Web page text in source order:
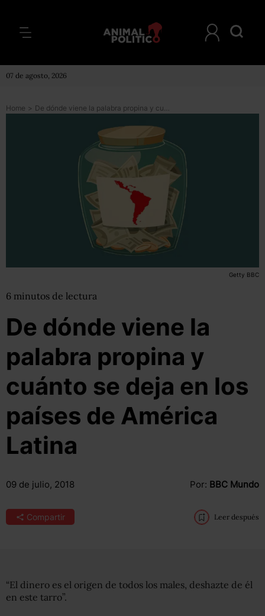
07 de agosto, 2026
Home > De dónde viene la palabra propina y cuánto se deja en los países de América Latina
Getty BBC
6 minutos de lectura
De dónde viene la
palabra propina y
cuánto se deja en los
países de América
Latina
09 de julio, 2018 Por: BBC Mundo
Compartir Leer después
“El dinero es el origen de todos los males, deshazte de él
en este tarro”.